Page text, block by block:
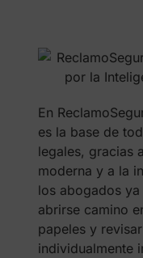
En
es la base de
legales, gracias
moderna y a la
los abogados
abrirse camino
papeles y
individualmente